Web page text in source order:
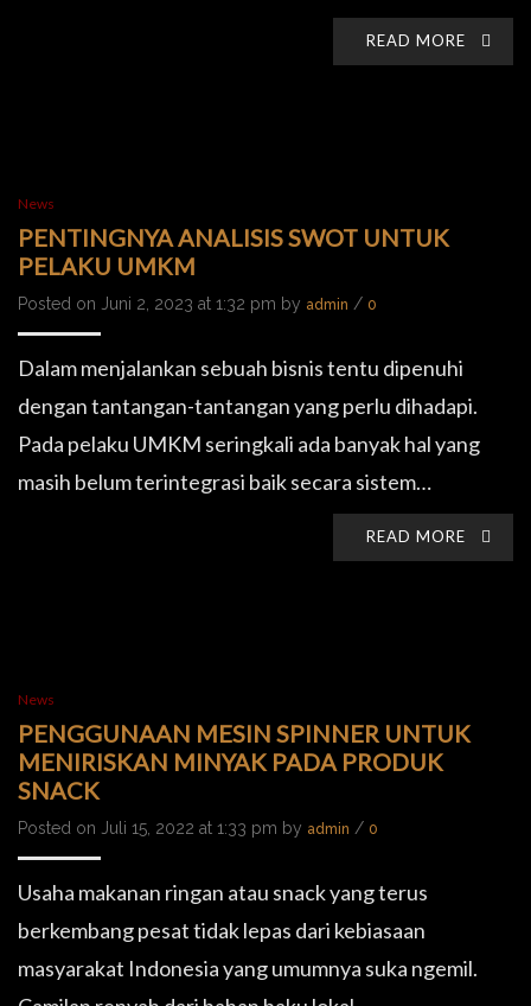
READ MORE
News
PENTINGNYA ANALISIS SWOT UNTUK
PELAKU UMKM
Posted on Juni 2, 2023 at 1:32 pm by admin / 0
Dalam menjalankan sebuah bisnis tentu dipenuhi
dengan tantangan-tantangan yang perlu dihadapi.
Pada pelaku UMKM seringkali ada banyak hal yang
masih belum terintegrasi baik secara sistem…
READ MORE
News
PENGGUNAAN MESIN SPINNER UNTUK
MENIRISKAN MINYAK PADA PRODUK
SNACK
Posted on Juli 15, 2022 at 1:33 pm by admin / 0
Usaha makanan ringan atau snack yang terus
berkembang pesat tidak lepas dari kebiasaan
masyarakat Indonesia yang umumnya suka ngemil.